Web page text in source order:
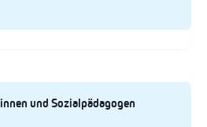
und Sozialpädagogen